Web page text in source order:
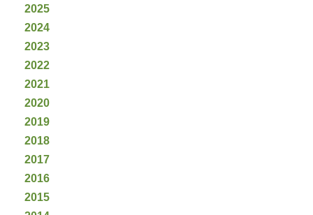
2025
2024
2023
2022
2021
2020
2019
2018
2017
2016
2015